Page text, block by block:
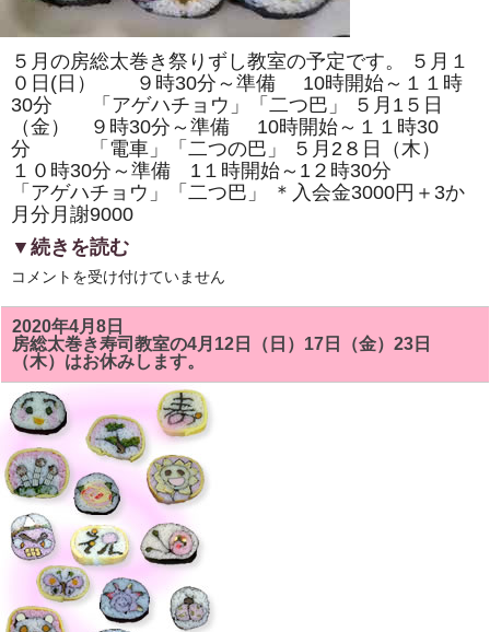
す。
験
教
室
も
あ
り
ま
す
は
５月の房総太巻き祭りずし教室の予定です。 ５月１
０日(日） ９時30分～準備 10時開始～１１時
30分 「アゲハチョウ」「二つ巴」 ５月1５日
（金） ９時30分～準備 10時開始～１１時30
分 「電車」「二つの巴」 ５月2８日（木）
１０時30分～準備 1１時開始～1２時30分
「アゲハチョウ」「二つ巴」 ＊入会金3000円＋3か
月分月謝9000
▼続きを読む
5
の
房
総
太
巻
き
寿
司
教
で
は
「ア
ゲ
ハ
チ
ョ
ウ」
「二
巴」
を
コメントを受け付けていません
2020年4月8日
房総太巻き寿司教室の4月12日（日）17日（金）23日
（木）はお休みします。